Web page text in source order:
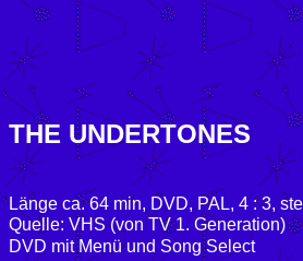
THE UNDERTONES
Länge ca. 64 min, DVD, PAL, 4 : 3,
Quelle: VHS (von TV 1. Generation)
DVD mit Menü und Song Select